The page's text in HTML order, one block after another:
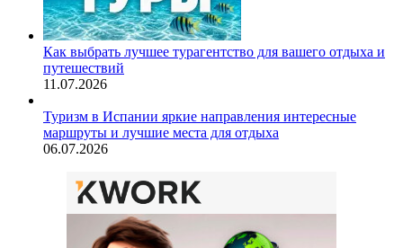
Как выбрать лучшее турагентство для вашего отдыха и
путешествий
11.07.2026
Туризм в Испании яркие направления интересные
маршруты и лучшие места для отдыха
06.07.2026